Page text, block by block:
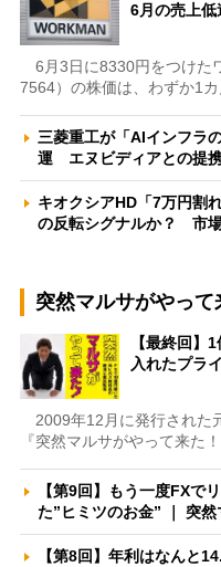
6月の売上
6月3日に8330円をつけた
7564）の株価は、わずか1
三菱重工が「AIインフラ
運 エヌビディアとの提
キオクシアHD「7万円割
の反転シグナルか？ 市
突然マルサがやって
【最終回】
入れたプラ
2009年12月に発行された
『突然マルサがやって来た
【第9回】もう一度FX
た”ヒミツのお金” ｜ 突
【第8回】年利はなんと